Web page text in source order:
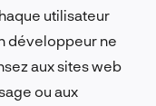
utilisateur
développeur ne
aux sites web
ou aux